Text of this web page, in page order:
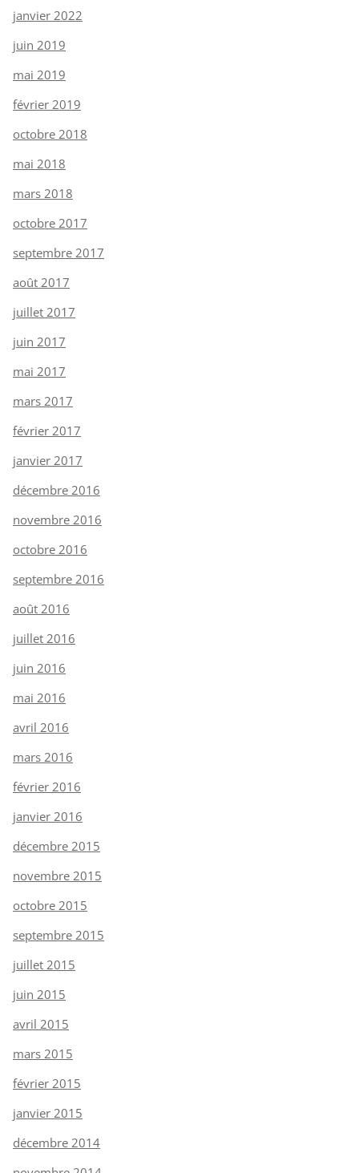
janvier 2022
juin 2019
mai 2019
février 2019
octobre 2018
mai 2018
mars 2018
octobre 2017
septembre 2017
août 2017
juillet 2017
juin 2017
mai 2017
mars 2017
février 2017
janvier 2017
décembre 2016
novembre 2016
octobre 2016
septembre 2016
août 2016
juillet 2016
juin 2016
mai 2016
avril 2016
mars 2016
février 2016
janvier 2016
décembre 2015
novembre 2015
octobre 2015
septembre 2015
juillet 2015
juin 2015
avril 2015
mars 2015
février 2015
janvier 2015
décembre 2014